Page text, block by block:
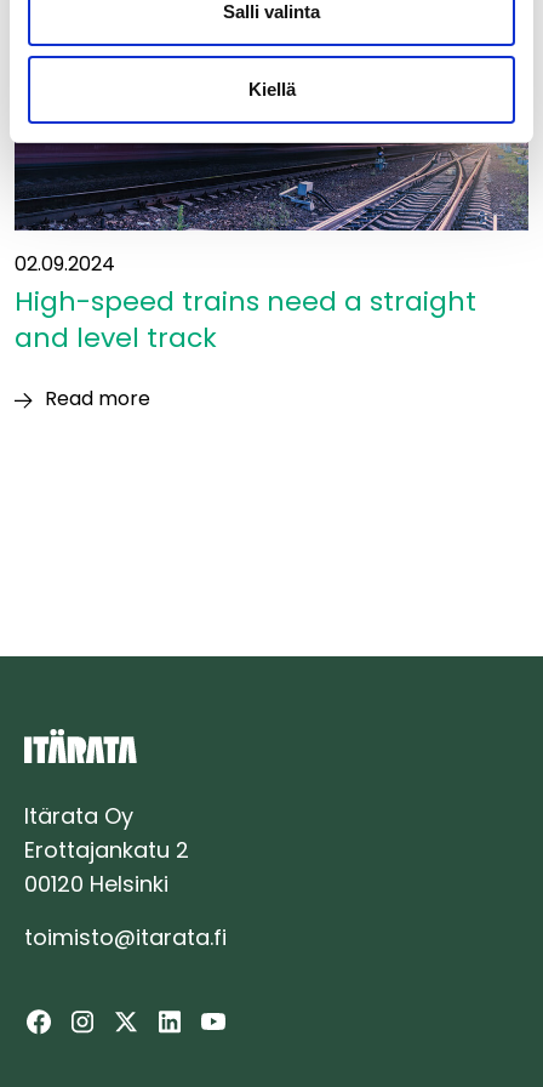
Salli valinta
Kiellä
gauge
examined
as
part
of
the
European
transport
system
02.09.2024
High-speed trains need a straight
and level track
Read more
track
Itärata Oy
Erottajankatu 2
00120 Helsinki
toimisto@itarata.fi